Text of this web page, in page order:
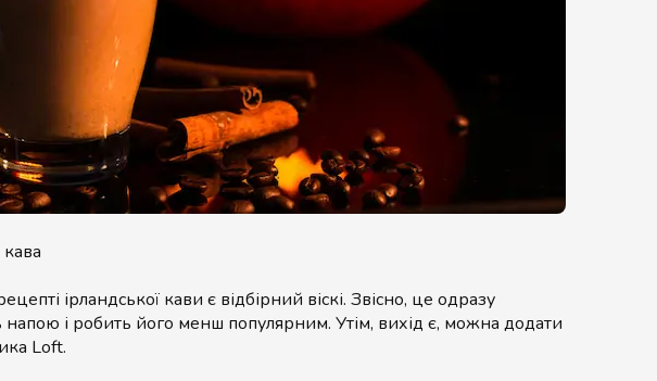
ірландської кави є відбірний віскі. Звісно, це одразу
напою і робить його менш популярним. Утім, вихід є, можна додати
Loft.